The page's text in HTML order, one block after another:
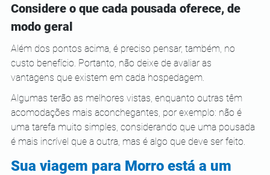
Considere o que cada pousada oferece, de
modo geral
Além dos pontos acima, é preciso pensar, também, no
custo benefício. Portanto, não deixe de avaliar as
vantagens que existem em cada hospedagem.
Algumas terão as melhores vistas, enquanto outras têm
acomodações mais aconchegantes, por exemplo: não é
uma tarefa muito simples, considerando que uma pousada
é mais incrível que a outra, mas é algo que deve ser feito.
Sua viagem para Morro está a um